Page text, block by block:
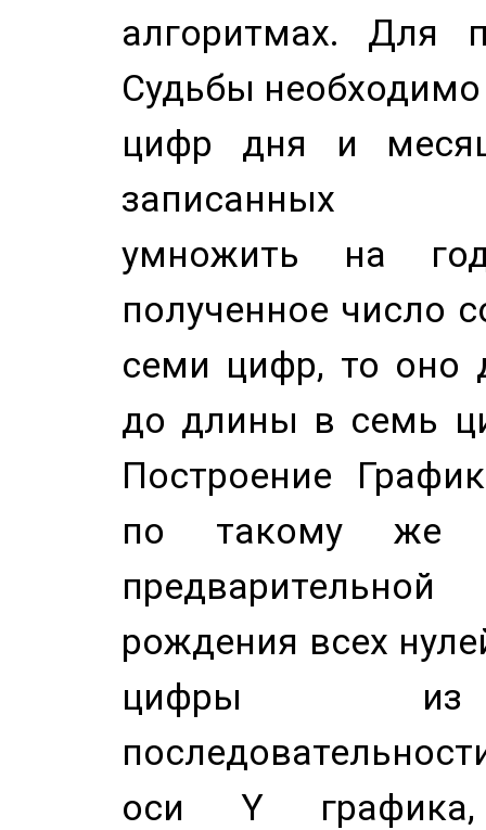
алгоритмах. Для
Судьбы
цифр дня и
записанных
умножить на
полученное число
семи цифр, то оно
до длины в семь
Построение
по такому же
рождения всех
цифры из
оси Y